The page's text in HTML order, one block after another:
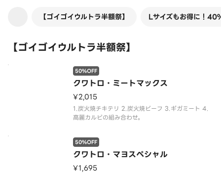
【ゴイゴイウルトラ半額祭】 Lサイズもお得に！
【ゴイゴイウルトラ半額祭】
クワトロ・ミートマックス
50%OFF
¥2,015
1.炭火焼チキテリ 2.炭火焼ビーフ 3.ギガミート 4.
高麗カルビの組み合わせ。
クワトロ・マヨスペシャル
50%OFF
¥1,695